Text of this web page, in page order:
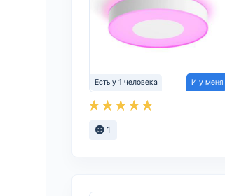
Есть у 1 человека И у меня
1